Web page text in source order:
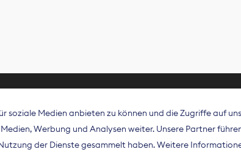
und Zeitungsverleger (BDZV) vertritt
der Zeitungsverlage und digitalen
Medien anbieten zu können und die Zugriffe auf
Werbung und Analysen weiter. Unsere Partner
der Dienste gesammelt haben. Weitere